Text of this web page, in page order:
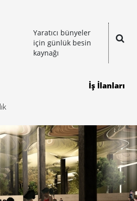
Yaratıcı bünyeler
için günlük besin
kaynağı
İş İlanları